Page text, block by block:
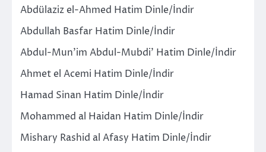
Abdülaziz el-Ahmed Hatim Dinle/İndir
Abdullah Basfar Hatim Dinle/İndir
Abdul-Mun’im Abdul-Mubdi’ Hatim Dinle/İndir
Ahmet el Acemi Hatim Dinle/İndir
Hamad Sinan Hatim Dinle/İndir
Mohammed al Haidan Hatim Dinle/İndir
Mishary Rashid al Afasy Hatim Dinle/İndir